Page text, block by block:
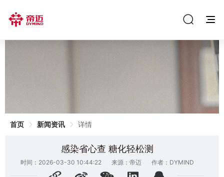
首页 新闻资讯 详情
感染省心查 糖化轻松测
时间：2026-03-30 10:44:22 来源：帝迈 作者：DYMIND